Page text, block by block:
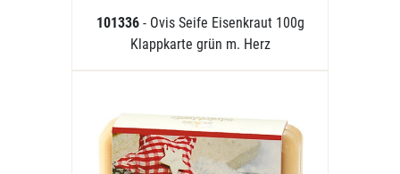
101336 - Ovis Seife Eisenkraut 100g
Klappkarte grün m. Herz